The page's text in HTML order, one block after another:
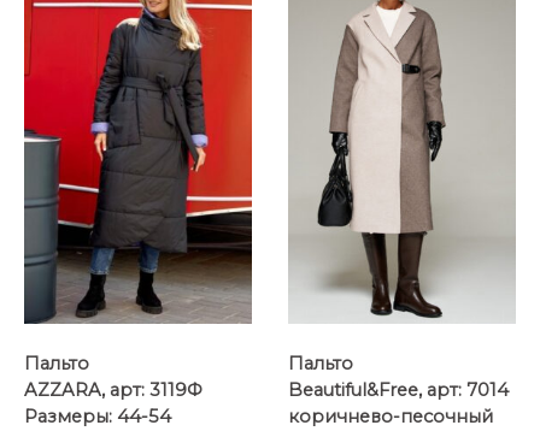
Пальто
AZZARA, арт: 3119Ф
Размеры: 44-54
Пальто
Beautiful&Free, арт: 7014
коричнево-песочный